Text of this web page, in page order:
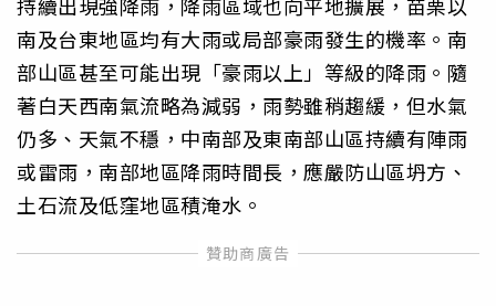
南及台東地區均有大雨或局部豪雨發生的機率。南
部山區甚至可能出現「豪雨以上」等級的降雨。隨
著白天西南氣流略為減弱，雨勢雖稍趨緩，但水氣
仍多、天氣不穩，中南部及東南部山區持續有陣雨
或雷雨，南部地區降雨時間長，應嚴防山區坍方、
土石流及低窪地區積淹水。